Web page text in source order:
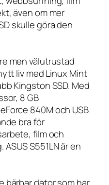
även om mer
skulle göra den
men välutrustad
liv med Linux Mint
Kingston SSD. Med
8 GB
840M och USB
bra för
film och
S551LN är en
bärbar dator som har